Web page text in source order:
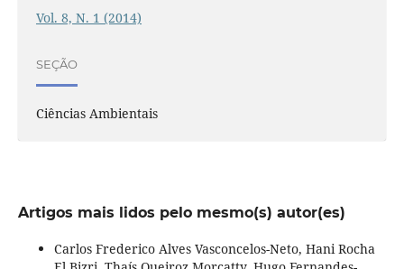
Vol. 8, N. 1 (2014)
SEÇÃO
Ciências Ambientais
Artigos mais lidos pelo mesmo(s) autor(es)
Carlos Frederico Alves Vasconcelos-Neto, Hani Rocha